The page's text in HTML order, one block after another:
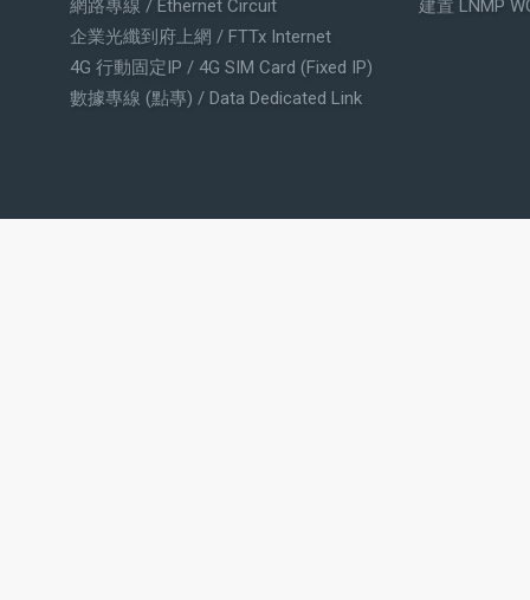
網路專線 / Ethernet Circuit
企業光纖到府上網 / FTTx Internet
4G 行動固定IP / 4G SIM Card (Fixed IP)
數據專線 (點專) / Data Dedicated Link
建置 LNMP